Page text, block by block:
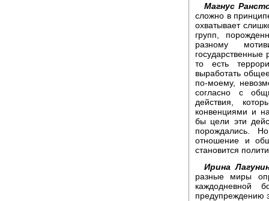
Магнус
сложно в
охватывает
групп,
разному
государственные
то есть
выработать
по-моему,
согласно с
действия,
конвенциями и
бы цели эти
порождались.
отношение и
становится
Ирина
разные миры
каждодневной
предупреждению